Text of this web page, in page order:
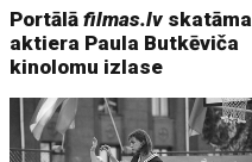
Portālāfilmas.lv skatāma
aktiera Paula Butkēviča
kinolomu izlase